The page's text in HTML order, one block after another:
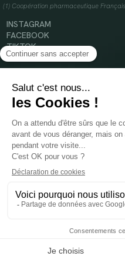
(1) Coopération pharmaceutique
INSTAGRAM
FACEBOOK
TIKTOK
YOUTUBE
© 2024 Oenobiol Paris
Mentions légales
Politique en matière de cookies
POUR VOTRE SANTÉ, MANGEZ AU
Les complément alimentaires doivent
ne pas être utilisés comme substituts